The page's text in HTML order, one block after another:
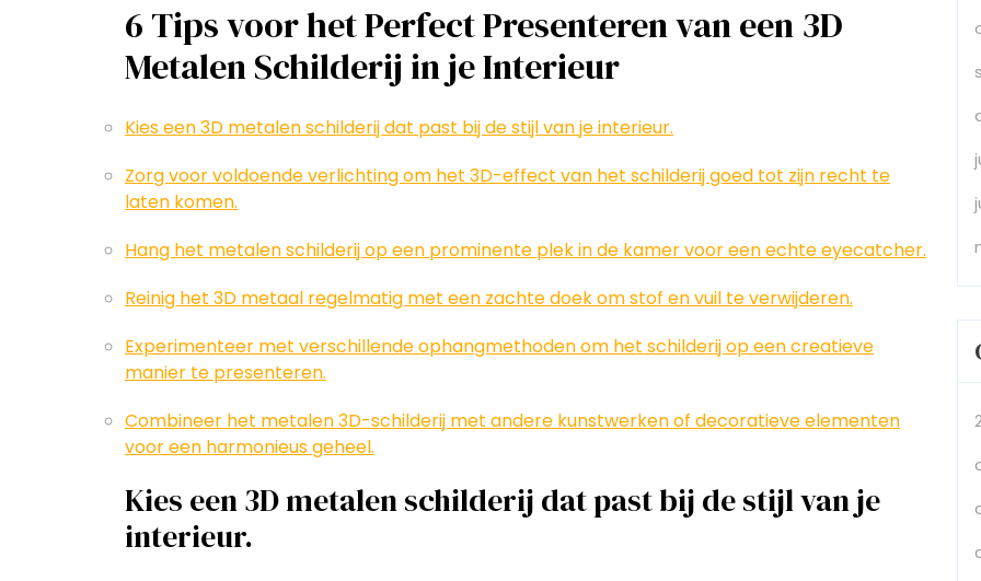
6 Tips voor het Perfect Presenteren van een 3D
Metalen Schilderij in je Interieur
Kies een 3D metalen schilderij dat past bij de stijl van je interieur.
Zorg voor voldoende verlichting om het 3D-effect van het schilderij goed tot zijn recht te
laten komen.
Hang het metalen schilderij op een prominente plek in de kamer voor een echte eyecatcher.
Reinig het 3D metaal regelmatig met een zachte doek om stof en vuil te verwijderen.
Experimenteer met verschillende ophangmethoden om het schilderij op een creatieve
manier te presenteren.
Combineer het metalen 3D-schilderij met andere kunstwerken of decoratieve elementen
voor een harmonieus geheel.
Kies een 3D metalen schilderij dat past bij de stijl van je
interieur.